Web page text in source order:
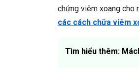
chứng viêm xoang cho
các cách chữa viêm
Tìm hiểu thêm: